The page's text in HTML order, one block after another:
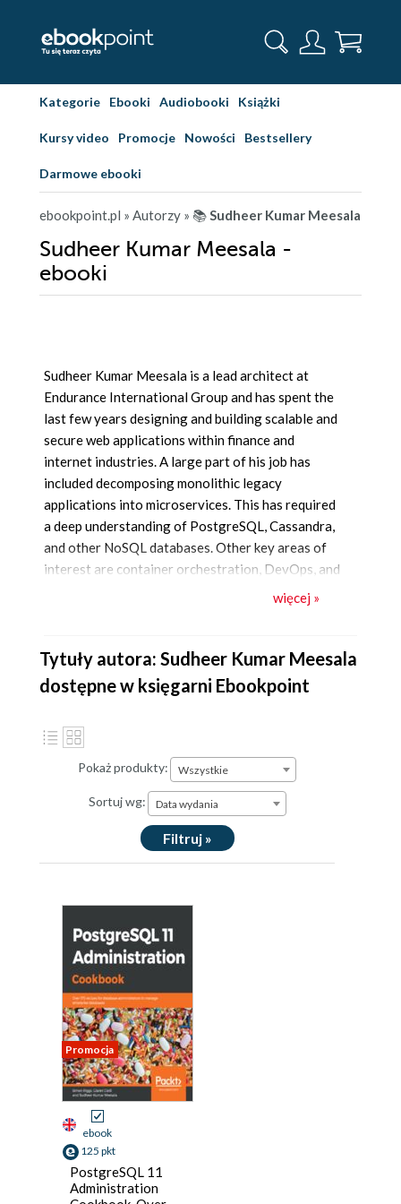
Kategorie Ebooki Audiobooki Książki
Kursy video Promocje Nowości Bestsellery
Darmowe ebooki
ebookpoint.pl » Autorzy » 📚Sudheer Kumar Meesala
Sudheer Kumar Meesala -
ebooki
Sudheer Kumar Meesala is a lead architect at
Endurance International Group and has spent the
last few years designing and building scalable and
secure web applications within finance and
internet industries. A large part of his job has
included decomposing monolithic legacy
applications into microservices. This has required
a deep understanding of PostgreSQL, Cassandra,
and other NoSQL databases. Other key areas of
interest are container orchestration, DevOps, and
more. He is also an accomplished speaker and
więcej »
Tytuły autora: Sudheer Kumar Meesala
dostępne w księgarni Ebookpoint
Pokaż produkty: Wszystkie
Sortuj wg: Data wydania
Filtruj »
Promocja
ebook
125 pkt
PostgreSQL 11
Administration